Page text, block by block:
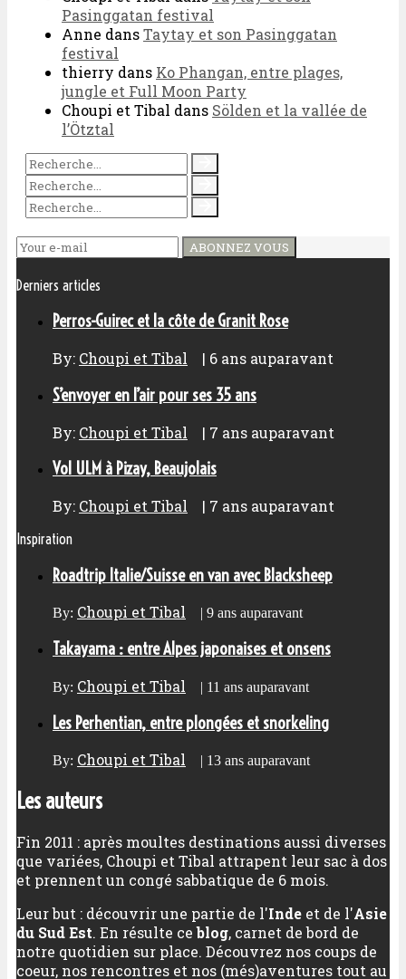
Pasinggatan festival
Anne dansTaytay et son Pasinggatan
festival
thierry dans Ko Phangan, entre plages,
jungle et Full Moon Party
Choupi et Tibal dans Sölden et la vallée de
l’Ötztal
ABONNEZ VOUS
Derniers articles
Perros-Guirec et la côte de Granit Rose
By: Choupi et Tibal | 6 ans auparavant
S’envoyer en l’air pour ses 35 ans
By: Choupi et Tibal | 7 ans auparavant
Vol ULM à Pizay, Beaujolais
By: Choupi et Tibal | 7 ans auparavant
Inspiration
Roadtrip Italie/Suisse en van avec Blacksheep
By: Choupi et Tibal | 9 ans auparavant
Takayama : entre Alpes japonaises et onsens
By: Choupi et Tibal | 11 ans auparavant
Les Perhentian, entre plongées et snorkeling
By: Choupi et Tibal | 13 ans auparavant
Les auteurs
Fin 2011 : après moultes destinations aussi diverses
que variées, Choupi et Tibal attrapent leur sac à dos
et prennent un congé sabbatique de 6 mois.
Leur but : découvrir une partie de l'Inde et de l'Asie
du Sud Est. En résulte ceblog, carnet de bord de
notre quotidien sur place. Découvrez nos coups de
coeur, nos rencontres et nos (més)aventures tout au